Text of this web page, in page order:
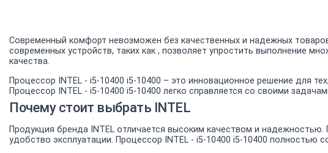
Современный комфорт невозможен без качественных и надежных
современных устройств, таких как , позволяет упростить выполнение
качества.
Процессор INTEL - i5-10400 i5-10400 – это инновационное решение для
Процессор INTEL - i5-10400 i5-10400 легко справляется со своими
Почему стоит выбрать INTEL
Продукция бренда INTEL отличается высоким качеством и
удобство эксплуатации. Процессор INTEL - i5-10400 i5-10400 полностью